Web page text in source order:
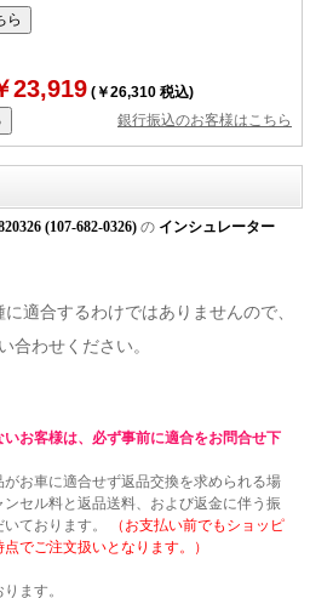
23,919 (￥26,310 税込)
銀行振込のお客様はこちら
(107-682-0326) の インシュレーター
適合するわけではありませんので、
合わせください。
お客様は、必ず事前に適合をお問合せ下
お車に適合せず返品交換を求められる場
ンセル料と返品送料、および返金に伴う振
ております。
（お支払い前でもショッピ
でご注文扱いとなります。）
ます。